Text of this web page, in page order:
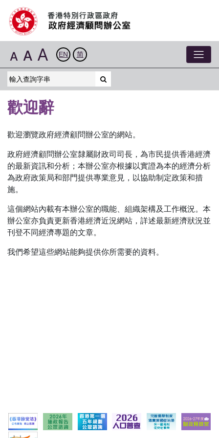
A A A EN 简
歡迎辭
歡迎瀏覽政府經濟顧問辦公室的網站。
政府經濟顧問辦公室隸屬財政司司長，為市民提供香港經濟
的最新資訊和分析；本辦公室亦根據以實證為本的經濟分析
為政府政策局和部門提供專業意見，以協助制定政策和措
施。
這個網站內載有本辦公室的職能、組織架構及工作概況。本
辦公室亦負責更新香港經濟近況網站，詳述最新經濟狀況並
刊登不同經濟專題的文章。
我們希望這些網站能夠提供你所需要的資料。